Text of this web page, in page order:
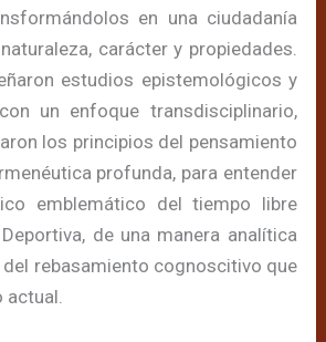
en una ciudadanía
carácter y propiedades.
estudios epistemológicos y
un enfoque transdisciplinario,
los principios del pensamiento
profunda, para entender
emblemático del tiempo libre
de una manera analítica
rebasamiento cognoscitivo que
actual.